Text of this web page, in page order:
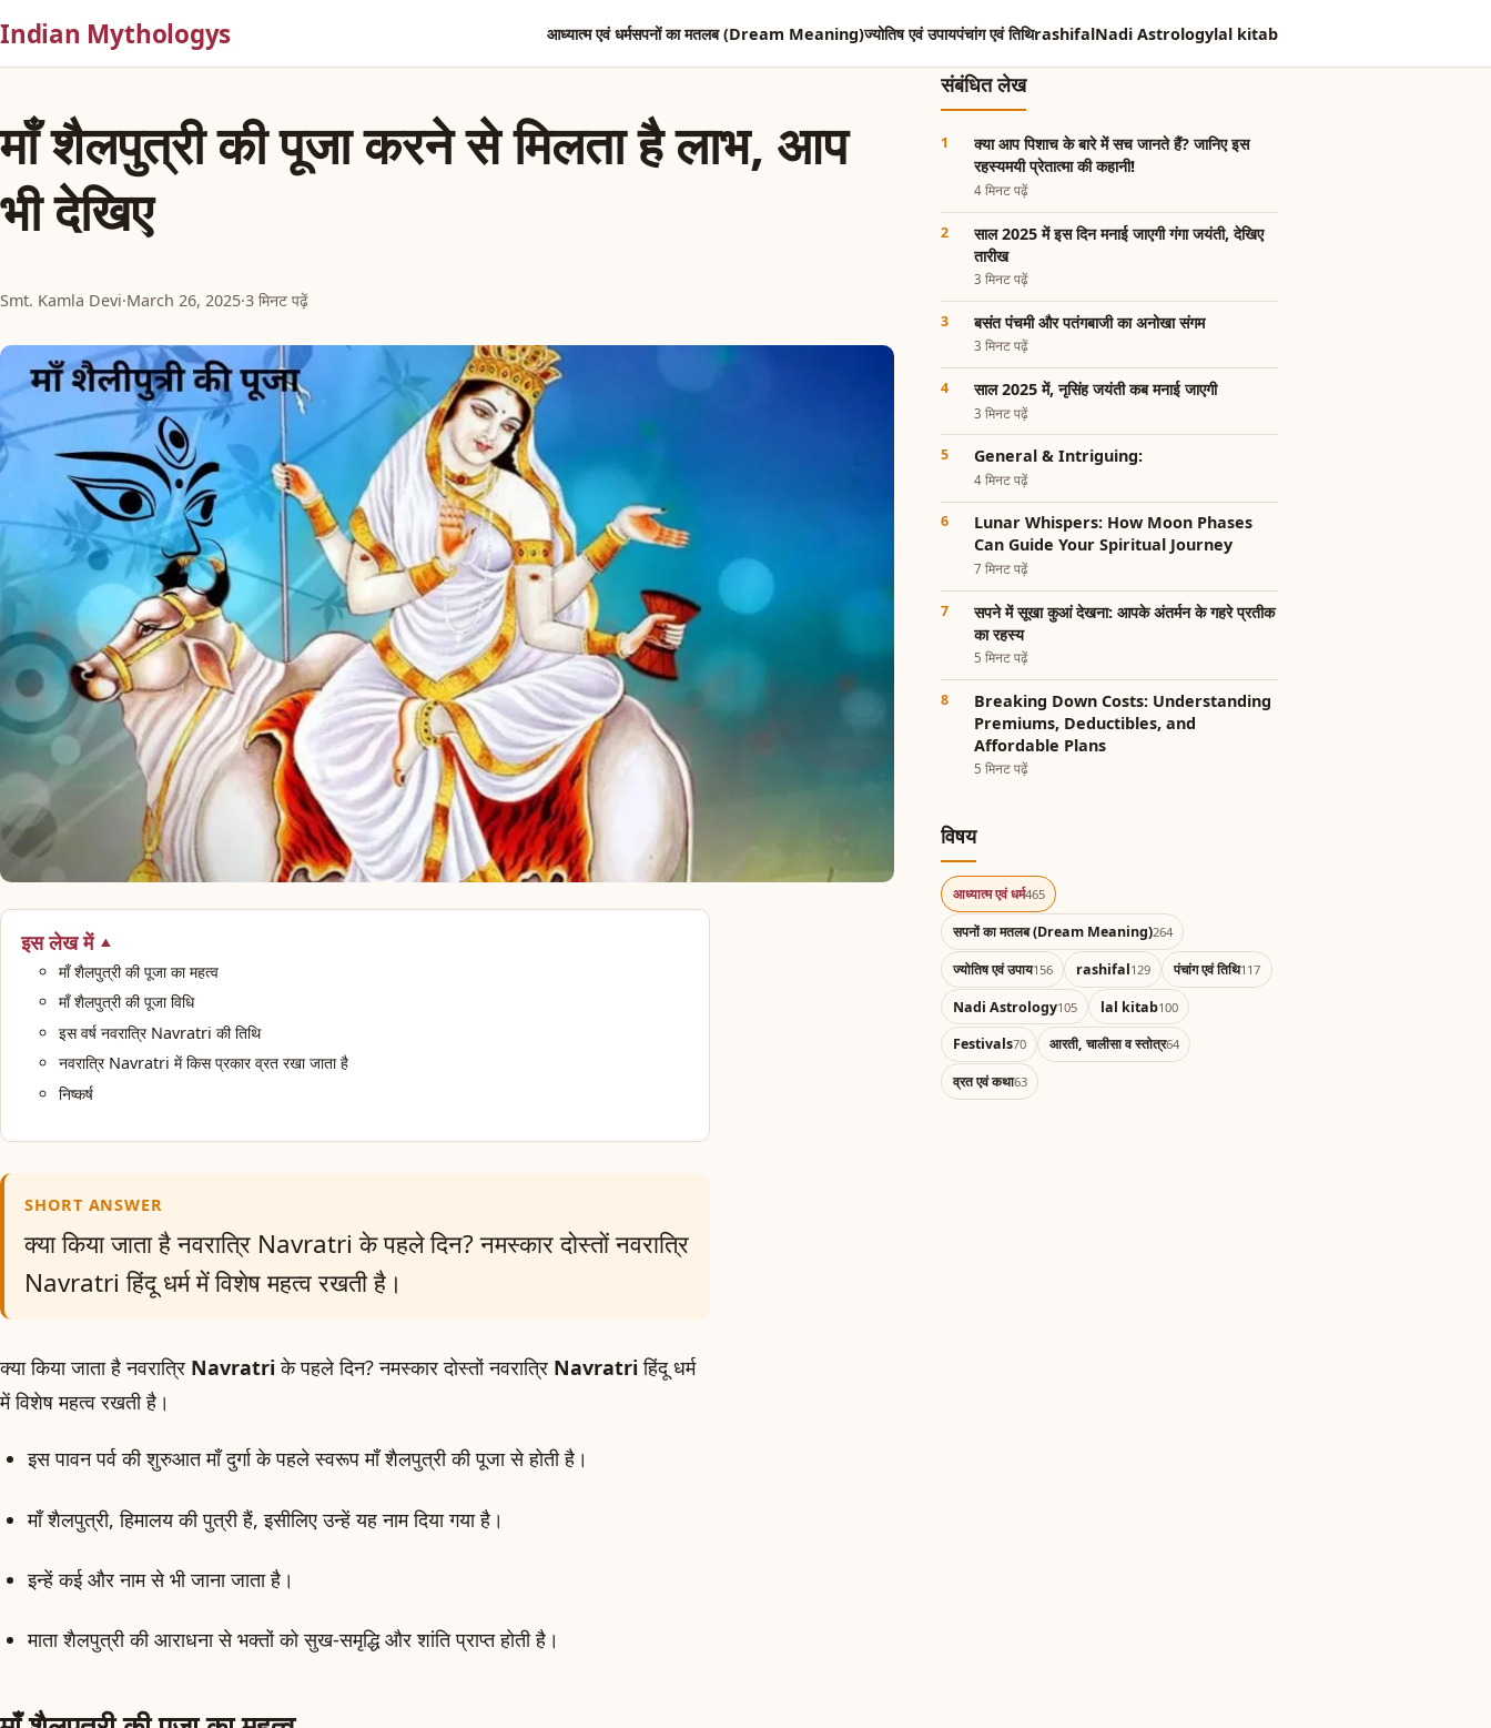
Indian Mythologys आध्यात्म एवं धर्मसपनों का मतलब (Dream Meaning)ज्योतिष एवं उपायपंचांग एवं तिथिrashifalNadi Astrologylal kitab
माँ शैलपुत्री की पूजा करने से मिलता है लाभ, आप
भी देखिए
Smt. Kamla Devi·March 26, 2025·3 मिनट पढ़ें
इस लेख में
माँ शैलपुत्री की पूजा का महत्व
माँ शैलपुत्री की पूजा विधि
इस वर्ष नवरात्रि Navratri की तिथि
नवरात्रि Navratri में किस प्रकार व्रत रखा जाता है
निष्कर्ष
SHORT ANSWER
क्या किया जाता है नवरात्रि Navratri के पहले दिन? नमस्कार दोस्तों नवरात्रि
Navratri हिंदू धर्म में विशेष महत्व रखती है।
क्या किया जाता है नवरात्रि Navratriके पहले दिन? नमस्कार दोस्तों नवरात्रि Navratriहिंदू धर्म
में विशेष महत्व रखती है।
इस पावन पर्व की शुरुआत माँ दुर्गा के पहले स्वरूप माँ शैलपुत्री की पूजा से होती है।
माँ शैलपुत्री, हिमालय की पुत्री हैं, इसीलिए उन्हें यह नाम दिया गया है।
इन्हें कई और नाम से भी जाना जाता है।
माता शैलपुत्री की आराधना से भक्तों को सुख-समृद्धि और शांति प्राप्त होती है।
संबंधित लेख
क्या आप पिशाच के बारे में सच जानते हैं? जानिए इस
रहस्यमयी प्रेतात्मा की कहानी!
4 मिनट पढ़ें
साल 2025 में इस दिन मनाई जाएगी गंगा जयंती, देखिए
तारीख
3 मिनट पढ़ें
बसंत पंचमी और पतंगबाजी का अनोखा संगम
3 मिनट पढ़ें
साल 2025 में, नृसिंह जयंती कब मनाई जाएगी
3 मिनट पढ़ें
General & Intriguing:
4 मिनट पढ़ें
Lunar Whispers: How Moon Phases
Can Guide Your Spiritual Journey
7 मिनट पढ़ें
सपने में सूखा कुआं देखना: आपके अंतर्मन के गहरे प्रतीक
का रहस्य
5 मिनट पढ़ें
Breaking Down Costs: Understanding
Premiums, Deductibles, and
Affordable Plans
5 मिनट पढ़ें
विषय
आध्यात्म एवं धर्म465
सपनों का मतलब (Dream Meaning)264
ज्योतिष एवं उपाय156 rashifal129 पंचांग एवं तिथि117
Nadi Astrology105 lal kitab100
Festivals70 आरती, चालीसा व स्तोत्र64
व्रत एवं कथा63